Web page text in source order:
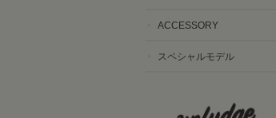
ACCESSORY
スペシャルモデル